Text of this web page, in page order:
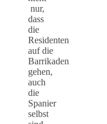
nur,
dass
die
Residenten
auf die
Barrikaden
gehen,
auch
die
Spanier
selbst